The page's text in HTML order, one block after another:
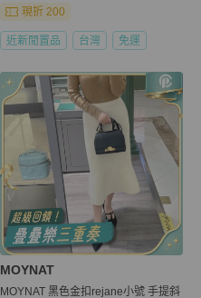
現折 200
近新閒置品 台灣 免運
MOYNAT
MOYNAT 黑色金扣rejane小號 手提斜